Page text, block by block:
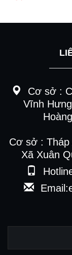
Cơ sở :
Vĩnh
Cơ sở : Tháp
Xã Xuân